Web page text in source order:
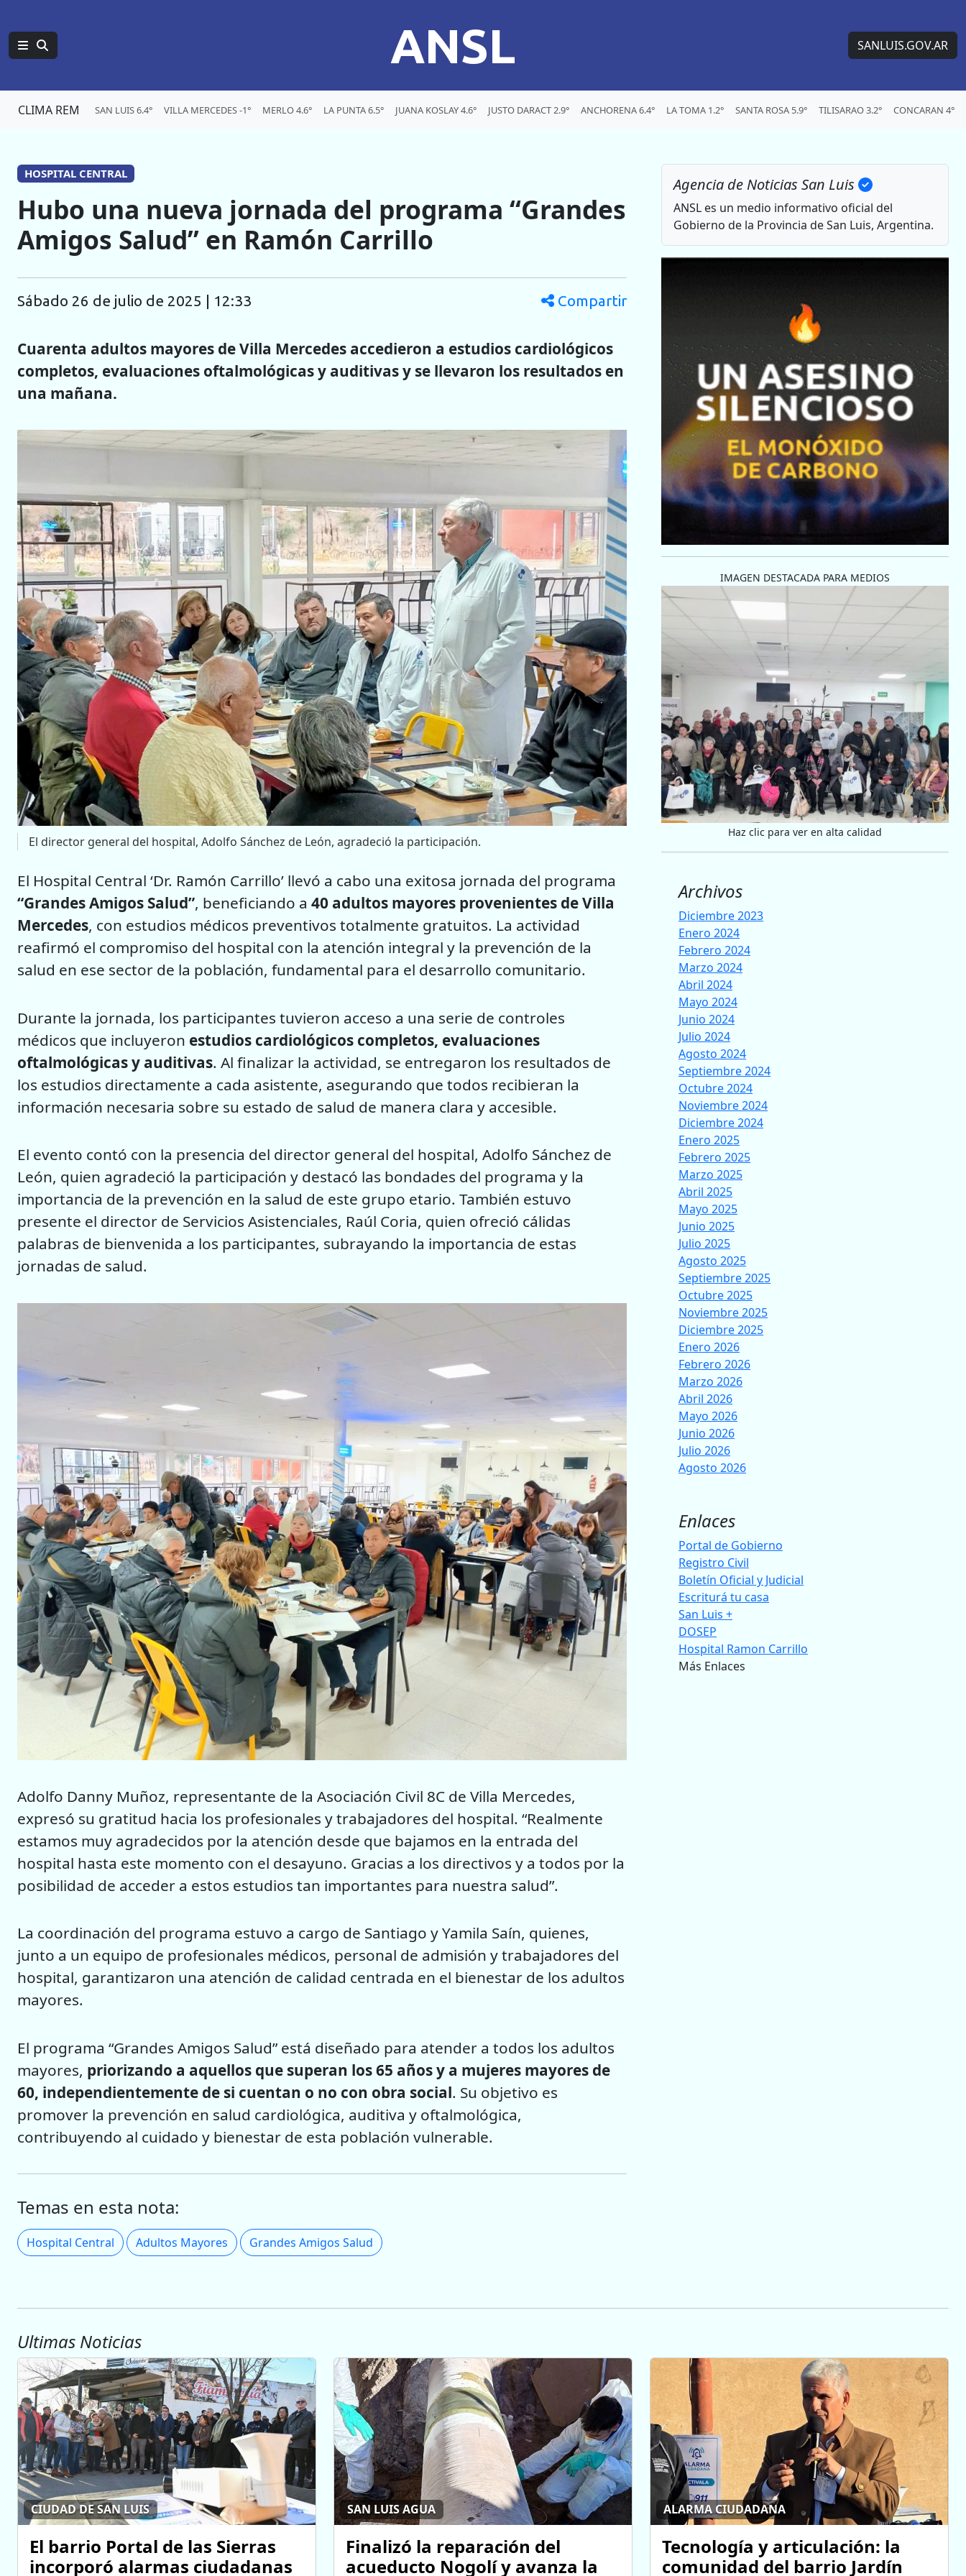
ANSL SANLUIS.GOV.AR
CLIMA REM SAN LUIS 6.4° VILLA MERCEDES -1° MERLO 4.6° LA PUNTA 6.5° JUANA KOSLAY 4.6° JUSTO DARACT 2.9° ANCHORENA 6.4° LA TOMA 1.2° SANTA ROSA 5.9° TILISARAO 3.2° CONCARAN 4°
HOSPITAL CENTRAL
Hubo una nueva jornada del programa “Grandes
Amigos Salud” en Ramón Carrillo
sábado 26 de julio de 2025 | 12:33 Compartir
Cuarenta adultos mayores de Villa Mercedes accedieron a estudios cardiológicos
completos, evaluaciones oftalmológicas y auditivas y se llevaron los resultados en
una mañana.
El director general del hospital, Adolfo Sánchez de León, agradeció la participación.
El Hospital Central ‘Dr. Ramón Carrillo’ llevó a cabo una exitosa jornada del programa
“Grandes Amigos Salud”, beneficiando a 40 adultos mayores provenientes de Villa
Mercedes, con estudios médicos preventivos totalmente gratuitos. La actividad
reafirmó el compromiso del hospital con la atención integral y la prevención de la
salud en ese sector de la población, fundamental para el desarrollo comunitario.
Durante la jornada, los participantes tuvieron acceso a una serie de controles
médicos que incluyeron estudios cardiológicos completos, evaluaciones
oftalmológicas y auditivas. Al finalizar la actividad, se entregaron los resultados de
los estudios directamente a cada asistente, asegurando que todos recibieran la
información necesaria sobre su estado de salud de manera clara y accesible.
El evento contó con la presencia del director general del hospital, Adolfo Sánchez de
León, quien agradeció la participación y destacó las bondades del programa y la
importancia de la prevención en la salud de este grupo etario. También estuvo
presente el director de Servicios Asistenciales, Raúl Coria, quien ofreció cálidas
palabras de bienvenida a los participantes, subrayando la importancia de estas
jornadas de salud.
Adolfo Danny Muñoz, representante de la Asociación Civil 8C de Villa Mercedes,
expresó su gratitud hacia los profesionales y trabajadores del hospital. “Realmente
estamos muy agradecidos por la atención desde que bajamos en la entrada del
hospital hasta este momento con el desayuno. Gracias a los directivos y a todos por la
posibilidad de acceder a estos estudios tan importantes para nuestra salud”.
La coordinación del programa estuvo a cargo de Santiago y Yamila Saín, quienes,
junto a un equipo de profesionales médicos, personal de admisión y trabajadores del
hospital, garantizaron una atención de calidad centrada en el bienestar de los adultos
mayores.
El programa “Grandes Amigos Salud” está diseñado para atender a todos los adultos
mayores, priorizando a aquellos que superan los 65 años y a mujeres mayores de
60, independientemente de si cuentan o no con obra social. Su objetivo es
promover la prevención en salud cardiológica, auditiva y oftalmológica,
contribuyendo al cuidado y bienestar de esta población vulnerable.
Temas en esta nota:
Hospital Central Adultos Mayores Grandes Amigos Salud
Agencia de Noticias San Luis
ANSL es un medio informativo oficial del
Gobierno de la Provincia de San Luis, Argentina.
IMAGEN DESTACADA PARA MEDIOS
Haz clic para ver en alta calidad
Archivos
Diciembre 2023
Enero 2024
Febrero 2024
Marzo 2024
Abril 2024
Mayo 2024
Junio 2024
Julio 2024
Agosto 2024
Septiembre 2024
Octubre 2024
Noviembre 2024
Diciembre 2024
Enero 2025
Febrero 2025
Marzo 2025
Abril 2025
Mayo 2025
Junio 2025
Julio 2025
Agosto 2025
Septiembre 2025
Octubre 2025
Noviembre 2025
Diciembre 2025
Enero 2026
Febrero 2026
Marzo 2026
Abril 2026
Mayo 2026
Junio 2026
Julio 2026
Agosto 2026
Enlaces
Portal de Gobierno
Registro Civil
Boletín Oficial y Judicial
Escriturá tu casa
San Luis +
DOSEP
Hospital Ramon Carrillo
Más Enlaces
Ultimas Noticias
CIUDAD DE SAN LUIS
El barrio Portal de las Sierras
incorporó alarmas ciudadanas
SAN LUIS AGUA
Finalizó la reparación del
acueducto Nogolí y avanza la
ALARMA CIUDADANA
Tecnología y articulación: la
comunidad del barrio Jardín